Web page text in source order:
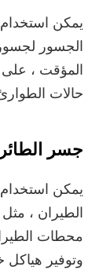
يمكن استخدام
الجسور
المؤقت ، على
حالات
جسر
يمكن
الطيران ،
محطات
وتوفير هياكل